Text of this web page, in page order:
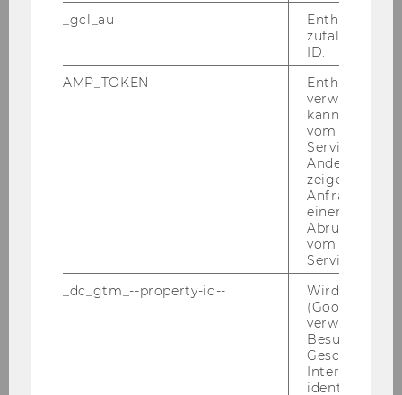
Ozaveščanje, za­go­vor­ništvo in
pod­por­ne sto­rit­ve
Društvo za Alz­hei­mer­je­vo bo­le­
_gcl_au
Enthält eine
ID.
AMP_TOKEN
Enthält ein
verwendet
kann, um
vom AMP-
Service
Andere
zeigen Opt-
Anfrage im
einen Fehler
Abrufen
vom AMP
Service an.
_dc_gtm_--property-id--
Wird von
(Google Tag
verwendet,
Besucher
Geschlecht
Interessen zu
identifizieren.